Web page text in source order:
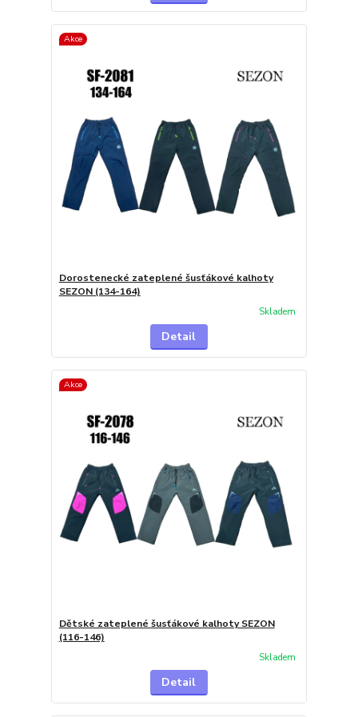
Akce
Dorostenecké zateplené šusťákové kalhoty
SEZON (134-164)
Skladem
Detail
Akce
Dětské zateplené šusťákové kalhoty SEZON
(116-146)
Skladem
Detail